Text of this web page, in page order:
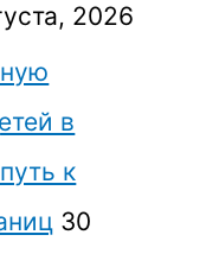
2026
в
к
30